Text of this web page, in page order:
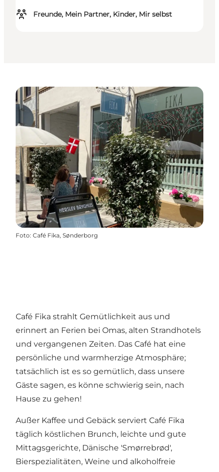
Freunde, Mein Partner, Kinder, Mir selbst
Foto: Café Fika, Sønderborg
Café Fika strahlt Gemütlichkeit aus und
erinnert an Ferien bei Omas, alten Strandhotels
und vergangenen Zeiten. Das Café hat eine
persönliche und warmherzige Atmosphäre;
tatsächlich ist es so gemütlich, dass unsere
Gäste sagen, es könne schwierig sein, nach
Hause zu gehen!
Außer Kaffee und Gebäck serviert Café Fika
täglich köstlichen Brunch, leichte und gute
Mittagsgerichte, Dänische 'Smørrebrød',
Bierspezialitäten, Weine und alkoholfreie